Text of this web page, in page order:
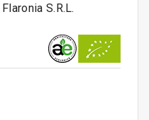
S.R.L.